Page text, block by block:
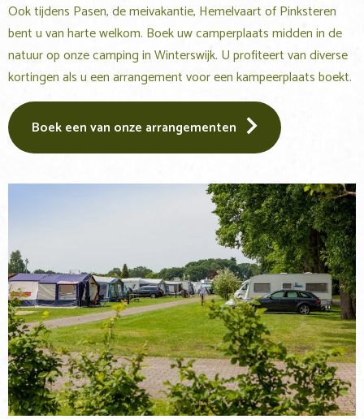
Ook tijdens Pasen, de meivakantie, Hemelvaart of Pinksteren
bent u van harte welkom. Boek uw camperplaats midden in de
natuur op onze camping in Winterswijk. U profiteert van diverse
kortingen als u een arrangement voor een kampeerplaats boekt.
Boek een van onze arrangementen